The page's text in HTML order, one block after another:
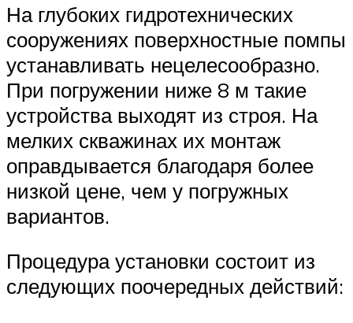
На глубоких гидротехнических
сооружениях поверхностные помпы
устанавливать нецелесообразно.
При погружении ниже 8 м такие
устройства выходят из строя. На
мелких скважинах их монтаж
оправдывается благодаря более
низкой цене, чем у погружных
вариантов.
Процедура установки состоит из
следующих поочередных действий: